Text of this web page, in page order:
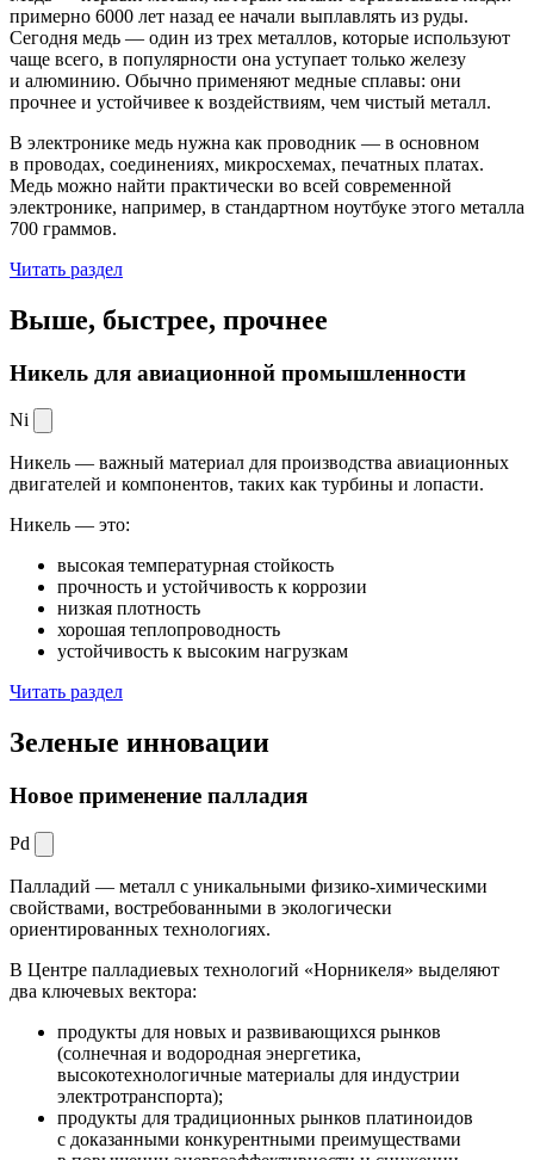
примерно 6000 лет назад ее начали выплавлять из руды.
Сегодня медь — один из трех металлов, которые используют
чаще всего, в популярности она уступает только железу
и алюминию. Обычно применяют медные сплавы: они
прочнее и устойчивее к воздействиям, чем чистый металл.
В электронике медь нужна как проводник — в основном
в проводах, соединениях, микросхемах, печатных платах.
Медь можно найти практически во всей современной
электронике, например, в стандартном ноутбуке этого металла
700 граммов.
Читать раздел
Выше, быстрее, прочнее
Никель для авиационной промышленности
Ni
Никель — важный материал для производства авиационных
двигателей и компонентов, таких как турбины и лопасти.
Никель — это:
высокая температурная стойкость
прочность и устойчивость к коррозии
низкая плотность
хорошая теплопроводность
устойчивость к высоким нагрузкам
Читать раздел
Зеленые инновации
Новое применение палладия
Pd
Палладий — металл с уникальными физико-химическими
свойствами, востребованными в экологически
ориентированных технологиях.
В Центре палладиевых технологий «Норникеля» выделяют
два ключевых вектора:
продукты для новых и развивающихся рынков
(солнечная и водородная энергетика,
высокотехнологичные материалы для индустрии
электротранспорта);
продукты для традиционных рынков платиноидов
с доказанными конкурентными преимуществами